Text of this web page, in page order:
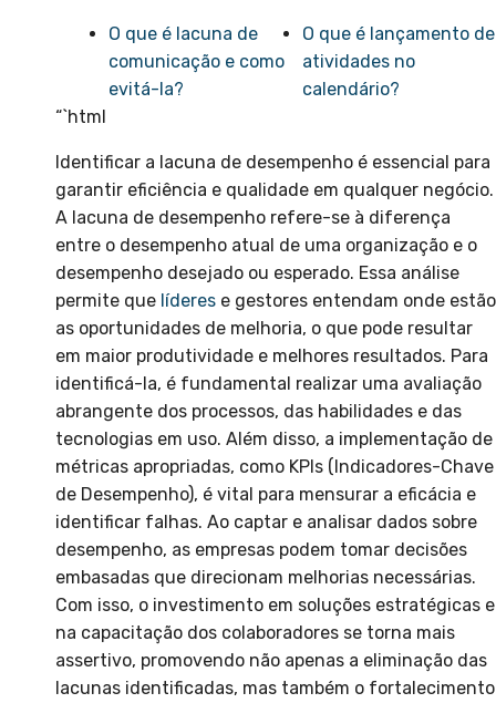
O que é lacuna de
comunicação e como
evitá-la?
O que é lançamento de
atividades no
calendário?
“`html
Identificar a lacuna de desempenho é essencial para
garantir eficiência e qualidade em qualquer negócio.
A lacuna de desempenho refere-se à diferença
entre o desempenho atual de uma organização e o
desempenho desejado ou esperado. Essa análise
permite que líderes e gestores entendam onde estão
as oportunidades de melhoria, o que pode resultar
em maior produtividade e melhores resultados. Para
identificá-la, é fundamental realizar uma avaliação
abrangente dos processos, das habilidades e das
tecnologias em uso. Além disso, a implementação de
métricas apropriadas, como KPIs (Indicadores-Chave
de Desempenho), é vital para mensurar a eficácia e
identificar falhas. Ao captar e analisar dados sobre
desempenho, as empresas podem tomar decisões
embasadas que direcionam melhorias necessárias.
Com isso, o investimento em soluções estratégicas e
na capacitação dos colaboradores se torna mais
assertivo, promovendo não apenas a eliminação das
lacunas identificadas, mas também o fortalecimento